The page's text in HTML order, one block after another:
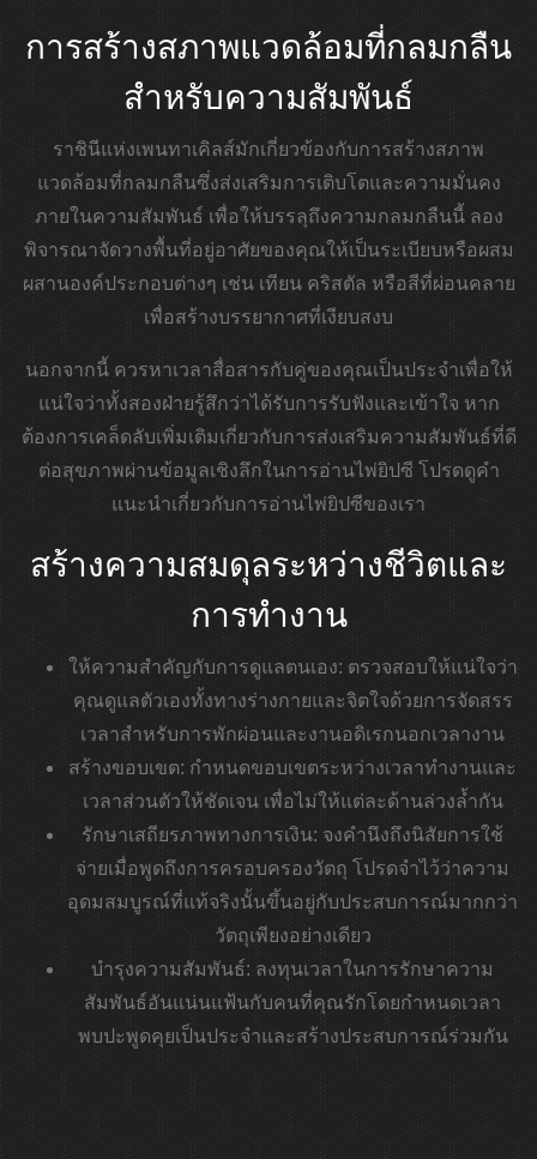
การสร้างสภาพแวดล้อมที่กลมกลืน
สำหรับความสัมพันธ์
ราชินีแห่งเพนทาเคิลส์มักเกี่ยวข้องกับการสร้างสภาพ
แวดล้อมที่กลมกลืนซึ่งส่งเสริมการเติบโตและความมั่นคง
ภายในความสัมพันธ์ เพื่อให้บรรลุถึงความกลมกลืนนี้ ลอง
พิจารณาจัดวางพื้นที่อยู่อาศัยของคุณให้เป็นระเบียบหรือผสม
ผสานองค์ประกอบต่างๆ เช่น เทียน คริสตัล หรือสีที่ผ่อนคลาย
เพื่อสร้างบรรยากาศที่เงียบสงบ
นอกจากนี้ ควรหาเวลาสื่อสารกับคู่ของคุณเป็นประจำเพื่อให้
แน่ใจว่าทั้งสองฝ่ายรู้สึกว่าได้รับการรับฟังและเข้าใจ หาก
ต้องการเคล็ดลับเพิ่มเติมเกี่ยวกับการส่งเสริมความสัมพันธ์ที่ดี
ต่อสุขภาพผ่านข้อมูลเชิงลึกในการอ่านไพ่ยิปซี โปรดดูคำ
แนะนำเกี่ยวกับการอ่านไพ่ยิปซีของเรา
สร้างความสมดุลระหว่างชีวิตและ
การทำงาน
ให้ความสำคัญกับการดูแลตนเอง: ตรวจสอบให้แน่ใจว่า
คุณดูแลตัวเองทั้งทางร่างกายและจิตใจด้วยการจัดสรร
เวลาสำหรับการพักผ่อนและงานอดิเรกนอกเวลางาน
สร้างขอบเขต: กำหนดขอบเขตระหว่างเวลาทำงานและ
เวลาส่วนตัวให้ชัดเจน เพื่อไม่ให้แต่ละด้านล่วงล้ำกัน
รักษาเสถียรภาพทางการเงิน: จงคำนึงถึงนิสัยการใช้
จ่ายเมื่อพูดถึงการครอบครองวัตถุ โปรดจำไว้ว่าความ
อุดมสมบูรณ์ที่แท้จริงนั้นขึ้นอยู่กับประสบการณ์มากกว่า
วัตถุเพียงอย่างเดียว
บำรุงความสัมพันธ์: ลงทุนเวลาในการรักษาความ
สัมพันธ์อันแน่นแฟ้นกับคนที่คุณรักโดยกำหนดเวลา
พบปะพูดคุยเป็นประจำและสร้างประสบการณ์ร่วมกัน